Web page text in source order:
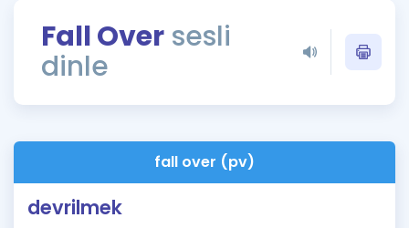
Rehberlik Aracı
ÖSYM Sınav Takvimi
İngilizce Gramer
Fall Over sesli
dinle
fall over (pv)
devrilmek